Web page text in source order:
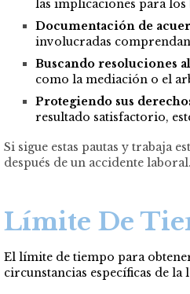
las implicaciones para los
Documentación de
involucradas
Buscando resoluciones
como la mediación o el
Protegiendo sus
resultado satisfactorio,
Si sigue estas pautas y trabaja
después de un accidente laboral.
Límite De
El límite de tiempo para
circunstancias específicas de